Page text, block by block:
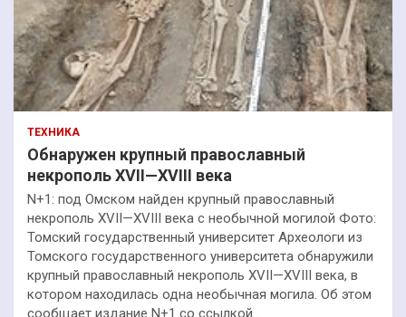
ТЕХНИКА
Обнаружен крупный православный
некрополь XVII—XVIII века
N+1: под Омском найден крупный православный
некрополь XVII—XVIII века с необычной могилой Фото:
Томский государственный университет Археологи из
Томского государственного университета обнаружили
крупный православный некрополь XVII—XVIII века, в
котором находилась одна необычная могила. Об этом
сообщает издание N+1 со ссылкой…